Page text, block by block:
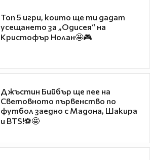
Топ 5 игри, които ще ти дадат
усещането за „Одисея“ на
Кристофър Нолан🤩🎮
Джъстин Бийбър ще пее на
Световното първенство по
футбол заедно с Мадона, Шакира
и BTS!⚽🤩